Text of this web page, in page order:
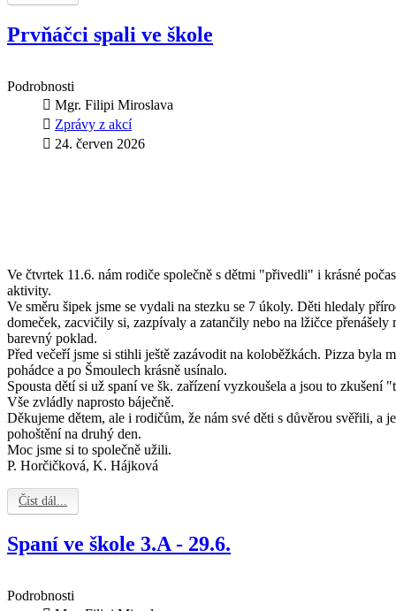
Prvňáčci spali ve škole
Podrobnosti
Mgr. Filipi Miroslava
Zprávy z akcí
24. červen 2026
Ve čtvrtek 11.6. nám rodiče společně s dětmi "přivedli" i krásné
aktivity.
Ve směru šipek jsme se vydali na stezku se 7 úkoly. Děti hledaly
domeček, zacvičily si, zazpívaly a zatančily nebo na lžičce
barevný poklad.
Před večeří jsme si stihli ještě zazávodit na koloběžkách. Pizza byla
pohádce a po Šmoulech krásně usínalo.
Spousta dětí si už spaní ve šk. zařízení vyzkoušela a jsou to zkušení
Vše zvládly naprosto báječně.
Děkujeme dětem, ale i rodičům, že nám své děti s důvěrou svěřili, a
pohoštění na druhý den.
Moc jsme si to společně užili.
P. Horčičková, K. Hájková
Číst dál...
Spaní ve škole 3.A - 29.6.
Podrobnosti